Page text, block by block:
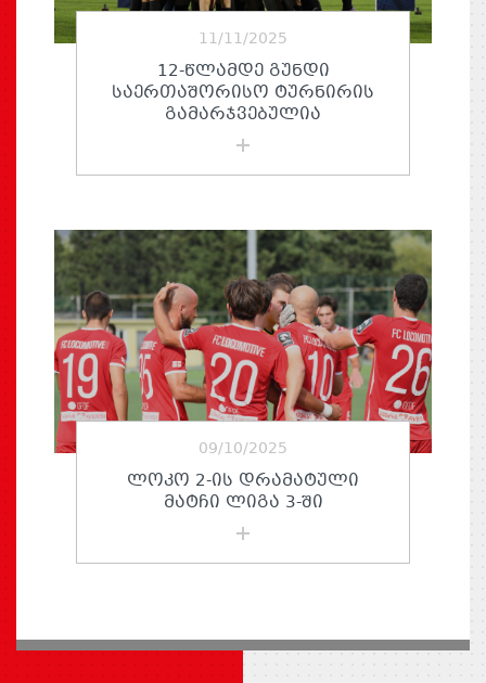
11/11/2025
12-ᲬᲚᲐᲛᲓᲔ ᲒᲣᲜᲓᲘ
ᲡᲐᲔᲠᲗᲐᲨᲝᲠᲘᲡᲝ ᲢᲣᲠᲜᲘᲠᲘᲡ
ᲒᲐᲛᲐᲠᲯᲕᲔᲑᲣᲚᲘᲐ
09/10/2025
ᲚᲝᲙᲝ 2-ᲘᲡ ᲓᲠᲐᲛᲐᲢᲣᲚᲘ
ᲛᲐᲢᲩᲘ ᲚᲘᲒᲐ 3-ᲨᲘ